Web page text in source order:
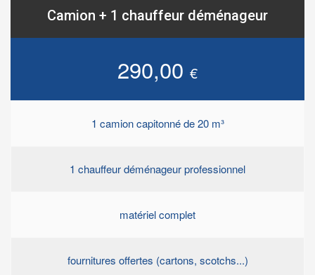
Camion + 1 chauffeur déménageur
290,00 €
1 camion capitonné de 20 m³
1 chauffeur déménageur professionnel
matériel complet
fournitures offertes (cartons, scotchs...)